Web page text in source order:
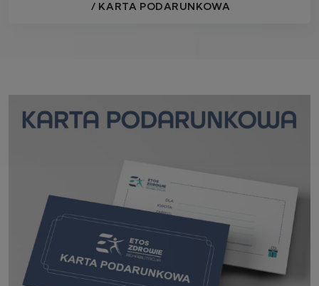
/ KARTA PODARUNKOWA